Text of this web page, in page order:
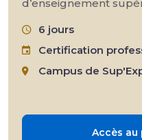
d’enseignement
6 jours
Certification
Campus de
Accès au